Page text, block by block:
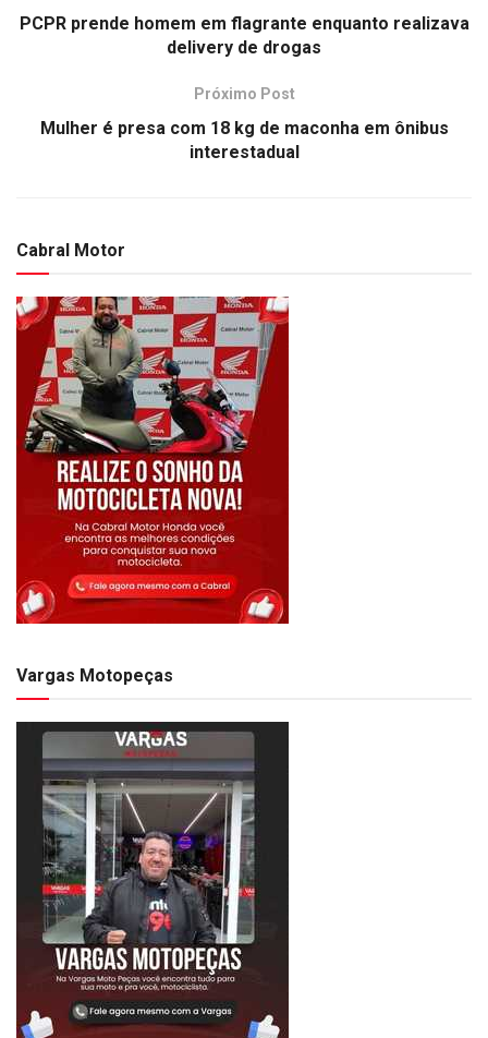
PCPR prende homem em flagrante enquanto realizava
delivery de drogas
Próximo Post
Mulher é presa com 18 kg de maconha em ônibus
interestadual
Cabral Motor
Vargas Motopeças